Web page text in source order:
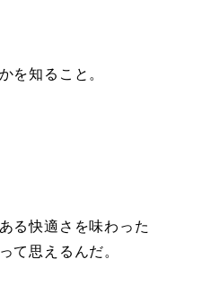
を知ること。
る快適さを味わった
て思えるんだ。